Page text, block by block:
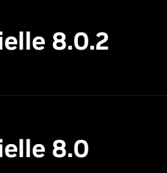
8.0.2
8.0